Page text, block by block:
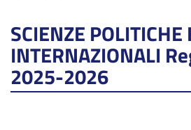
SCIENZE
INTERNAZIONALI
2025-2026